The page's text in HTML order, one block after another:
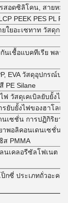
สอดซิลิโคน, สายหมุน
PEEK PES PL
ใยอะเซทาท วัสดุกร
เชื้อแบคทีเรีย พลา
EVA วัสดุอุปกรณ์
PE Silane
ฟ วัสดุเคเบิลยับยั้งไ
ยับยั้งไฟของฮาโลเ
เซชั่น การปฏิกิริยา
พอลิคอนเดนเซชั่น
ส PMMA
นเคลอรีซัลโฟเนต ย
ป็กซี่ ประเภทถั่วอะค